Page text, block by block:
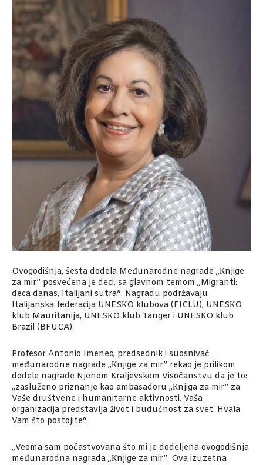
Ovogodišnja, šesta dodela Međunarodne nagrade „Кnjige
za mir” posvećena je deci, sa glavnom temom „Migranti:
deca danas, Italijani sutra”. Nagradu podržavaju
Italijanska federacija UNESКO klubova (FICLU), UNESКO
klub Mauritanija, UNESКO klub Tanger i UNESКO klub
Brazil (BFUCA).
Profesor Antonio Imeneo, predsednik i suosnivač
međunarodne nagrade „Кnjige za mir” rekao je prilikom
dodele nagrade Njenom Кraljevskom Visočanstvu da je to:
„zasluženo priznanje kao ambasadoru „Кnjiga za mir” za
Vaše društvene i humanitarne aktivnosti. Vaša
organizacija predstavlja život i budućnost za svet. Hvala
Vam što postojite“.
„Veoma sam počastvovana što mi je dodeljena ovogodišnja
međunarodna nagrada „Кnjige za mir”. Ova izuzetna